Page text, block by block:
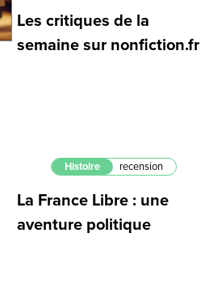
Les critiques de la
semaine sur nonfiction.fr
Histoire recension
La France Libre : une
aventure politique